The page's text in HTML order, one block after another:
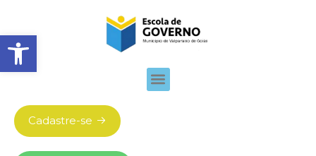
Abrir barra de ferramentas
Cadastre-se